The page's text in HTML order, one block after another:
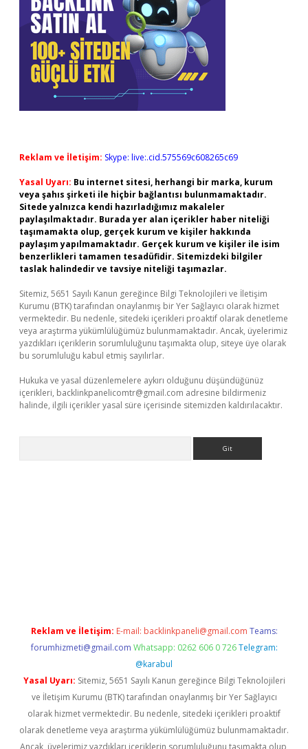
Reklam ve İletişim: Skype: live:.cid.575569c608265c69
Yasal Uyarı: Bu internet sitesi, herhangi bir marka, kurum
veya şahıs şirketi ile hiçbir bağlantısı bulunmamaktadır.
Sitede yalnızca kendi hazırladığımız makaleler
paylaşılmaktadır. Burada yer alan içerikler haber niteliği
taşımamakta olup, gerçek kurum ve kişiler hakkında
paylaşım yapılmamaktadır. Gerçek kurum ve kişiler ile isim
benzerlikleri tamamen tesadüfidir. Sitemizdeki bilgiler
taslak halindedir ve tavsiye niteliği taşımazlar.
Sitemiz, 5651 Sayılı Kanun gereğince Bilgi Teknolojileri ve İletişim
Kurumu (BTK) tarafından onaylanmış bir Yer Sağlayıcı olarak hizmet
vermektedir. Bu nedenle, sitedeki içerikleri proaktif olarak denetleme
veya araştırma yükümlülüğümüz bulunmamaktadır. Ancak, üyelerimiz
yazdıkları içeriklerin sorumluluğunu taşımakta olup, siteye üye olarak
bu sorumluluğu kabul etmiş sayılırlar.
Hukuka ve yasal düzenlemelere aykırı olduğunu düşündüğünüz
içerikleri, backlinkpanelicomtr@gmail.com adresine bildirmeniz
halinde, ilgili içerikler yasal süre içerisinde sitemizden kaldırılacaktır.
Reklam ve İletişim: E-mail: backlinkpaneli@gmail.com Teams:
forumhizmeti@gmail.com Whatsapp: 0262 606 0 726 Telegram:
@karabul
Yasal Uyarı: Sitemiz, 5651 Sayılı Kanun gereğince Bilgi Teknolojileri
ve İletişim Kurumu (BTK) tarafından onaylanmış bir Yer Sağlayıcı
olarak hizmet vermektedir. Bu nedenle, sitedeki içerikleri proaktif
olarak denetleme veya araştırma yükümlülüğümüz bulunmamaktadır.
Ancak, üyelerimiz yazdıkları içeriklerin sorumluluğunu taşımakta olup,